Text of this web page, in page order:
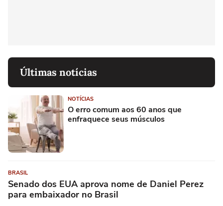
Últimas notícias
NOTÍCIAS
O erro comum aos 60 anos que
enfraquece seus músculos
BRASIL
Senado dos EUA aprova nome de Daniel Perez
para embaixador no Brasil